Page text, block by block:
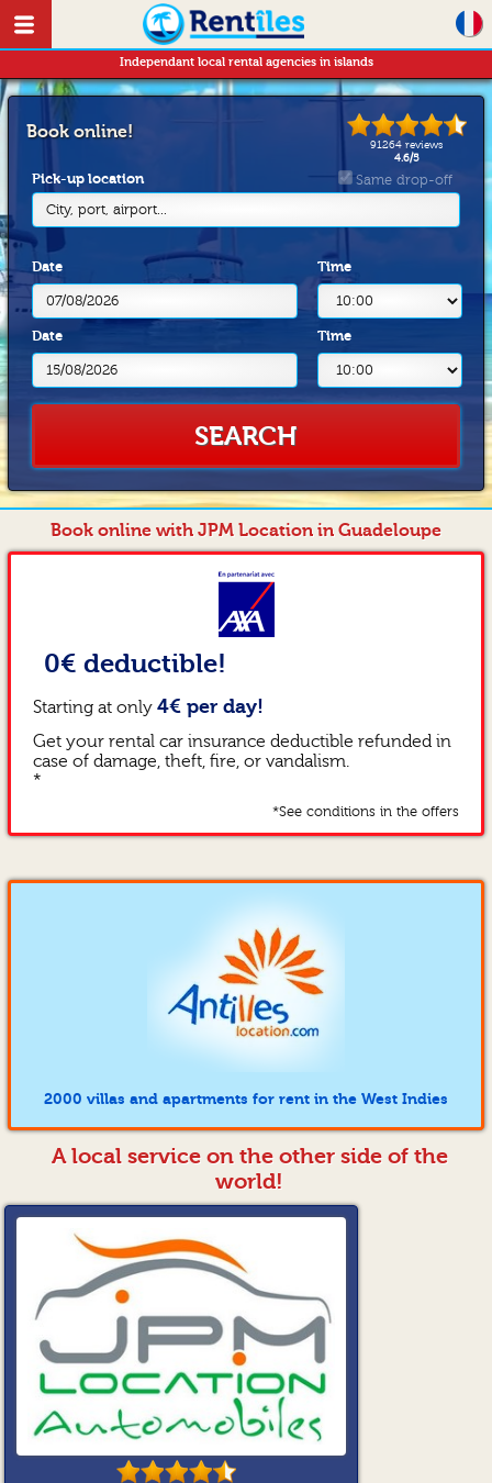
Independant local rental agencies in islands
91264 reviews
4.6/5
Book online!
Pick-up location
City, port, airport...
Same drop-off
Date Time
Date Time
SEARCH
Book online with JPM Location in Guadeloupe
0€ deductible!
Starting at only 4€ per day!
Get your rental car insurance deductible refunded in
case of damage, theft, fire, or vandalism.
*
*See conditions in the offers
2000 villas and apartments for rent in the West Indies
A local service on the other side of the
world!